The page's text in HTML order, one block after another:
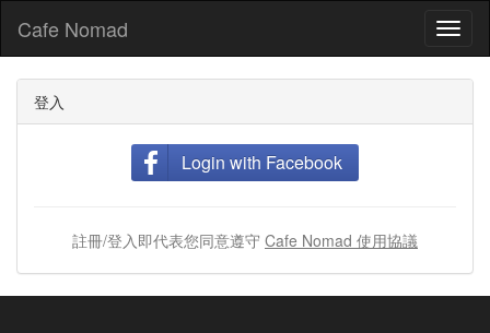
Cafe Nomad
登入
Login with Facebook
註冊/登入即代表您同意遵守 Cafe Nomad 使用協議